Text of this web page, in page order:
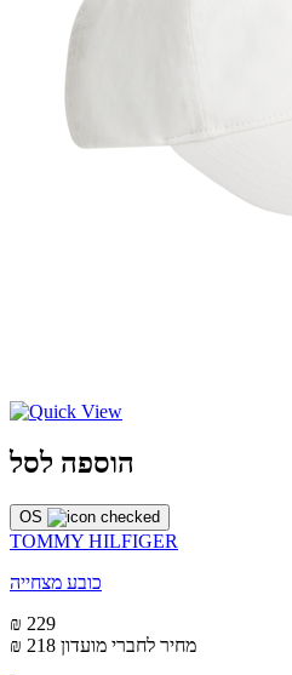
הוספה לסל
OS
TOMMY HILFIGER
כובע מצחייה
₪ 229
₪ 218 מחיר לחברי מועדון